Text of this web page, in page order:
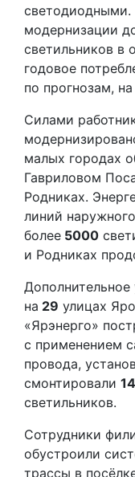
светодиодными.
модернизации
светильников в
годовое
по прогнозам, на
Силами
малых городах
Гавриловом
Родниках.
линий
более 5000
и Родниках
на 29 улицах
«Ярэнерго»
с применением
провода,
смонтировали
светильников.
Сотрудники
обустроили
трассы в